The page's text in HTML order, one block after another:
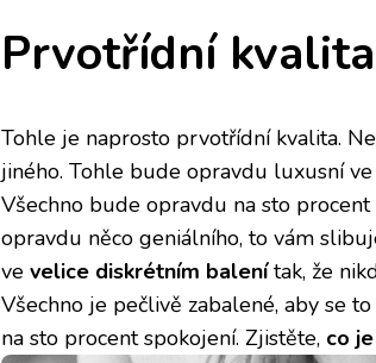
Prvotřídní kvalita
Tohle je naprosto prvotřídní kvalita.
jiného. Tohle bude opravdu luxusní
Všechno bude opravdu na sto
opravdu něco geniálního, to vám
ve velice diskrétním balenítak, že
Všechno je pečlivě zabalené, aby se
na sto procent spokojení. Zjistěte, co